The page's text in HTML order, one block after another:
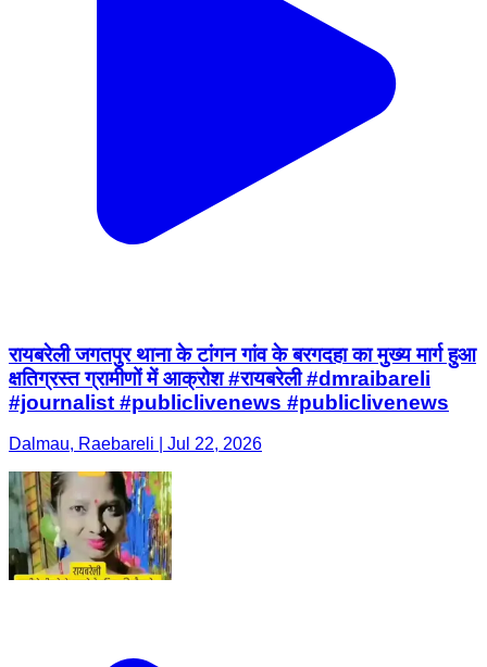
रायबरेली जगतपुर थाना के टांगन गांव के बरगदहा का मुख्य मार्ग हुआ
क्षतिग्रस्त ग्रामीणों में आक्रोश #रायबरेली #dmraibareli
#journalist #publiclivenews #publiclivenews
Dalmau, Raebareli | Jul 22, 2026